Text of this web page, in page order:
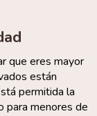
que eres mayor
están
permitida la
para menores de
6,95 €